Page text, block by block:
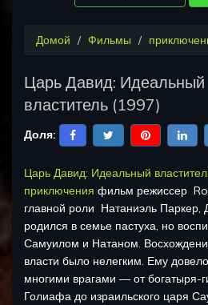
Домой Фильмы
Царь Давид: Идеальный
властитель (1997)
Доля:
Царь Давид: Идеальный
приключения фильм режиссер
главной роли Натаниэль Паркер,
родился в семье пастуха, но
Самуилом и Натаном.
власти было нелегким. Ему
многими врагами — от богатыря-
Голиафа до израильского царя